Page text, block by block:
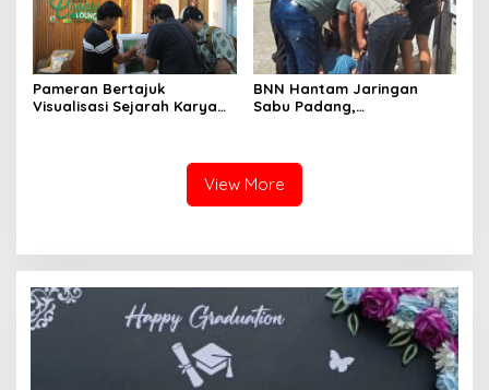
Pameran Bertajuk
Visualisasi Sejarah Karya
Dipamerkan kepada Publik
BNN Hantam Jaringan
Sabu Padang,
View More